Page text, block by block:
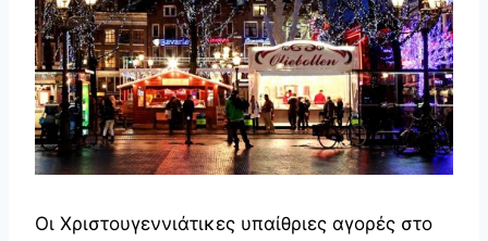
Οι Χριστουγεννιάτικες υπαίθριες αγορές στο